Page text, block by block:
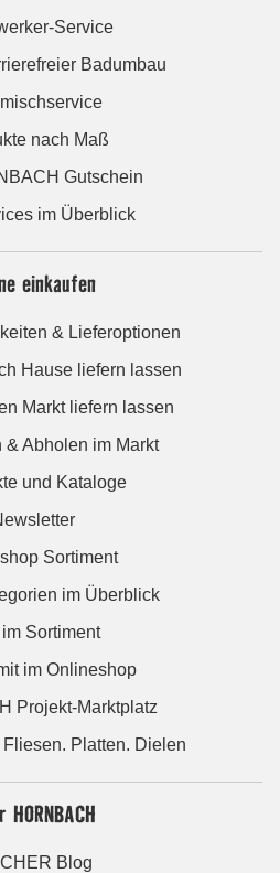
Service
Badumbau
nach Maß
Gutschein
im Überblick
einkaufen
& Lieferoptionen
Hause liefern lassen
Markt liefern lassen
& Abholen im Markt
und Kataloge
Sortiment
im Überblick
Sortiment
im Onlineshop
Projekt-Marktplatz
Platten. Dielen
HORNBACH
Blog